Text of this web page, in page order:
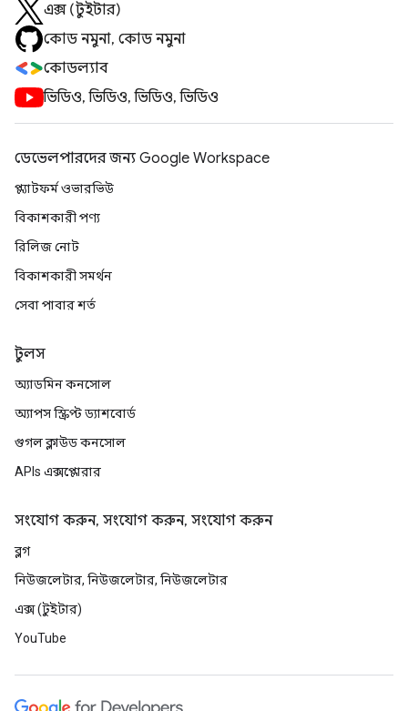
এক্স (টুইটার)
কোড নমুনা, কোড নমুনা
কোডল্যাব
ভিডিও, ভিডিও, ভিডিও, ভিডিও
ডেভেলপারদের জন্য Google Workspace
প্ল্যাটফর্ম ওভারভিউ
বিকাশকারী পণ্য
রিলিজ নোট
বিকাশকারী সমর্থন
সেবা পাবার শর্ত
টুলস
অ্যাডমিন কনসোল
অ্যাপস স্ক্রিপ্ট ড্যাশবোর্ড
গুগল ক্লাউড কনসোল
APIs এক্সপ্লোরার
সংযোগ করুন, সংযোগ করুন, সংযোগ করুন
ব্লগ
নিউজলেটার, নিউজলেটার, নিউজলেটার
এক্স (টুইটার)
YouTube